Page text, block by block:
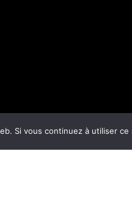
Si vous continuez à utiliser